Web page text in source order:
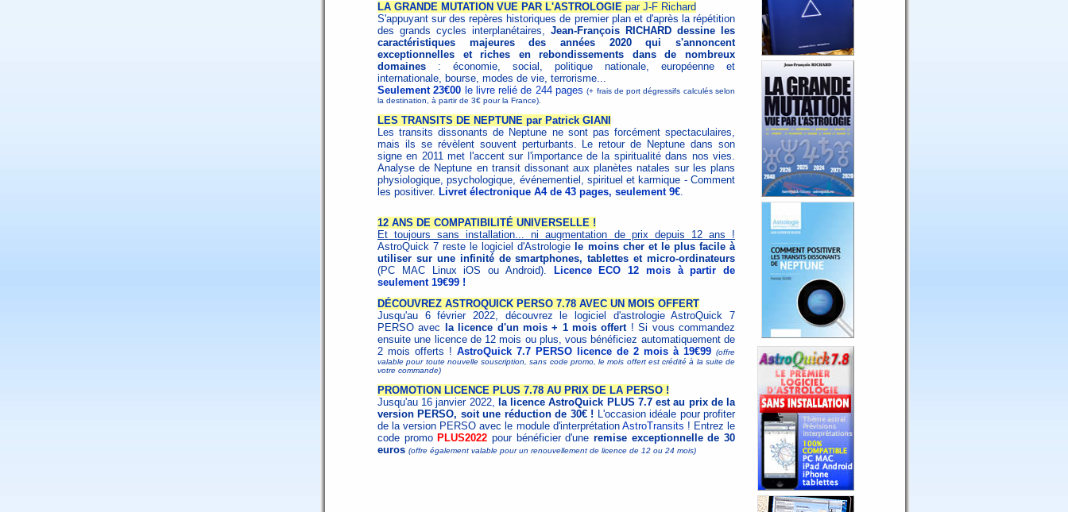
LA GRANDE MUTATION VUE PAR L'ASTROLOGIE par J-F Richard
S'appuyant sur des repères historiques de premier plan et d'après la répétition
des grands cycles interplanétaires, Jean-François RICHARD dessine les
caractéristiques majeures des années 2020 qui s'annoncent
exceptionnelles et riches en rebondissements dans de nombreux
domaines : économie, social, politique nationale, européenne et
internationale, bourse, modes de vie, terrorisme...
Seulement 23€00 le livre relié de 244 pages (+ frais de port dégressifs calculés selon
la destination, à partir de 3€ pour la France).
LES TRANSITS DE NEPTUNE par Patrick GIANI
Les transits dissonants de Neptune ne sont pas forcément spectaculaires,
mais ils se révèlent souvent perturbants. Le retour de Neptune dans son
signe en 2011 met l'accent sur l'importance de la spiritualité dans nos vies.
Analyse de Neptune en transit dissonant aux planètes natales sur les plans
physiologique, psychologique, événementiel, spirituel et karmique - Comment
les positiver. Livret électronique A4 de 43 pages, seulement 9€.
12 ANS DE COMPATIBILITÉ UNIVERSELLE !
Et toujours sans installation... ni augmentation de prix depuis 12 ans !
AstroQuick 7 reste le logiciel d'Astrologie le moins cher et le plus facile à
utiliser sur une infinité de smartphones, tablettes et micro-ordinateurs
(PC MAC Linux iOS ou Android).
Licence ECO 12 mois à partir de
seulement 19€99 !
DÉCOUVREZ ASTROQUICK PERSO 7.78 AVEC UN MOIS OFFERT
Jusqu'au 6 février 2022, découvrez le logiciel d'astrologie AstroQuick 7
PERSO avec
la licence d'un mois + 1 mois offert! Si vous commandez
ensuite une licence de 12 mois ou plus, vous bénéficiez automatiquement de
2 mois offerts ! AstroQuick 7.7 PERSO licence de 2 mois à 19€99 (offre
valable pour toute nouvelle souscription, sans code promo, le mois offert est crédité à la suite de
votre commande)
PROMOTION LICENCE PLUS 7.78 AU PRIX DE LA PERSO !
Jusqu'au 16 janvier 2022, la licence AstroQuick PLUS 7.7 est au prix de la
version PERSO, soit une réduction de 30€ ! L'occasion idéale pour profiter
de la version PERSO avec le module d'interprétation AstroTransits ! Entrez le
code promo PLUS2022 pour bénéficier d'uneremise exceptionnelle de 30
euros (offre également valable pour un renouvellement de licence de 12 ou 24 mois)